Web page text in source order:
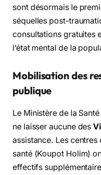
sont désormais le
séquelles post-
consultations gratuites
l’état mental de la
Mobilisation des
publique
Le Ministère de la
ne laisser aucune des
assistance. Les centres
santé (Koupot Holim)
effectifs